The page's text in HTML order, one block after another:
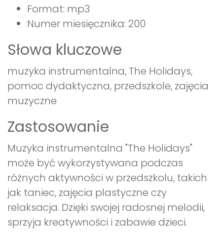
Format: mp3
Numer miesięcznika: 200
Słowa kluczowe
muzyka instrumentalna, The Holidays,
pomoc dydaktyczna, przedszkole, zajęcia
muzyczne
Zastosowanie
Muzyka instrumentalna "The Holidays"
może być wykorzystywana podczas
różnych aktywności w przedszkolu, takich
jak taniec, zajęcia plastyczne czy
relaksacja. Dzięki swojej radosnej melodii,
sprzyja kreatywności i zabawie dzieci.